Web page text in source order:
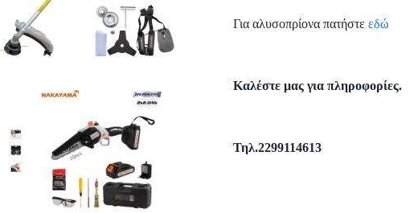
Συνεργαζόμενες Εταιρείες
Για αλυσοπρίονα πατήστε εδώ
Καλέστε μας για πληροφορίες.
Τηλ.2299114613